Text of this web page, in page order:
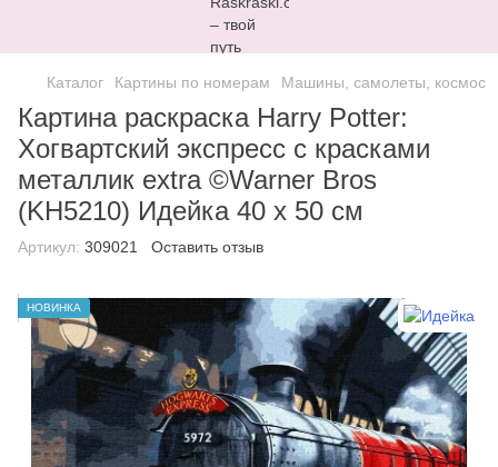
Каталог Картины по номерам Машины, самолеты, космос
Картина раскраска Harry Potter:
Хогвартский экспресс с красками
металлик extra ©Warner Bros
(KH5210) Идейка 40 х 50 см
Артикул: 309021 Оставить отзыв
НОВИНКА